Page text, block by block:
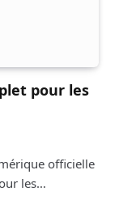
pour les
officielle
les…